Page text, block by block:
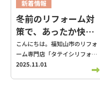
好きな時間にふらっと飛び込み
でお越しいただいて大歓迎で
す！ 日時：7月11日（土）・12
日（日） 10:00〜16:00 場所：
クリナップ福知山ショールーム
（福知山市駅南町2丁目190）
連絡先：タテイシリフォームの
固定電話は当日つながらないた
成約トリプル特典」 そして、今
回一番お伝えしたいのが、リフ
ォームをご検討中の方への「限
定大放出」です！ イベントにご
来場いただき、5月末までにご
成約いただいたお客様限定で、
驚きの特典をご用意しました。
1. 選べる「オプションプレゼン
今、夏が来る前にご相談くださ
い
リフォーム・お家の悩
み無料相談受付中！お家のお困
りごと、お気軽にご相談くださ
い！
[無料相談・お問い合わ
せは▷こちら◁ ＼福知山・北近
畿でのリフォーム、お気軽にご
相談ください／ リフォーム専門
まず結論：理想は「工事希望日
の2〜3ヶ月前」 キッチン・お
風呂・トイレなど水まわりリフ
ォームは、人気の時期になると
職人さんの予定が埋まりやす
く、商品の納期がかかる場合も
あります。 そのため、工事した
い日から逆算して2〜3ヶ月前に
新着情報
スタッフブログ
リフォーム役立ち情報
冬前のリフォーム対
策で、あったか快適
な住まいに
こんにちは。福知山市のリフォ
ーム専門店「タテイシリフォー
ム」です！ 11月に入り、朝晩
の冷え込みがぐっと増してきま
2025.11.01